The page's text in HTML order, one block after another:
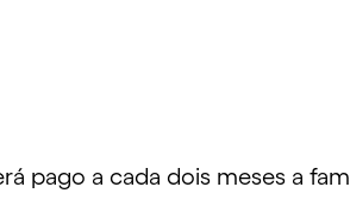
pago a cada dois meses a